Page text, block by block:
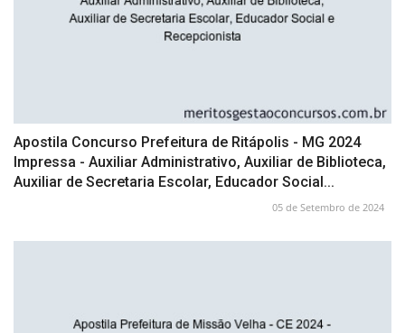
Apostila Concurso Prefeitura de Ritápolis - MG 2024
Impressa - Auxiliar Administrativo, Auxiliar de Biblioteca,
Auxiliar de Secretaria Escolar, Educador Social...
05 de Setembro de 2024